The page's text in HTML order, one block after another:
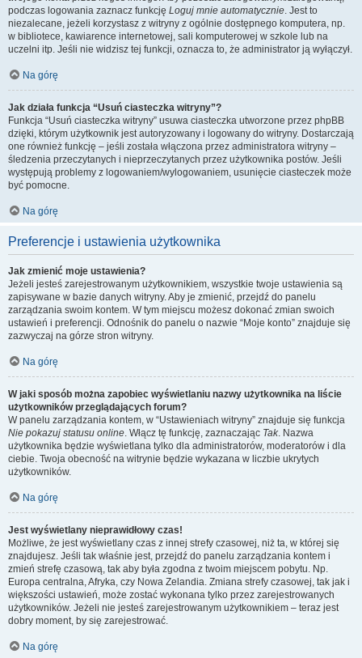
podczas logowania zaznacz funkcję Loguj mnie automatycznie. Jest to
niezalecane, jeżeli korzystasz z witryny z ogólnie dostępnego komputera, np.
w bibliotece, kawiarence internetowej, sali komputerowej w szkole lub na
uczelni itp. Jeśli nie widzisz tej funkcji, oznacza to, że administrator ją wyłączył.
Na górę
Jak działa funkcja “Usuń ciasteczka witryny”?
Funkcja “Usuń ciasteczka witryny” usuwa ciasteczka utworzone przez phpBB
dzięki, którym użytkownik jest autoryzowany i logowany do witryny. Dostarczają
one również funkcję – jeśli została włączona przez administratora witryny –
śledzenia przeczytanych i nieprzeczytanych przez użytkownika postów. Jeśli
występują problemy z logowaniem/wylogowaniem, usunięcie ciasteczek może
być pomocne.
Na górę
Preferencje i ustawienia użytkownika
Jak zmienić moje ustawienia?
Jeżeli jesteś zarejestrowanym użytkownikiem, wszystkie twoje ustawienia są
zapisywane w bazie danych witryny. Aby je zmienić, przejdź do panelu
zarządzania swoim kontem. W tym miejscu możesz dokonać zmian swoich
ustawień i preferencji. Odnośnik do panelu o nazwie “Moje konto” znajduje się
zazwyczaj na górze stron witryny.
Na górę
W jaki sposób można zapobiec wyświetlaniu nazwy użytkownika na liście
użytkowników przeglądających forum?
W panelu zarządzania kontem, w “Ustawieniach witryny” znajduje się funkcja
Nie pokazuj statusu online. Włącz tę funkcję, zaznaczając Tak. Nazwa
użytkownika będzie wyświetlana tylko dla administratorów, moderatorów i dla
ciebie. Twoja obecność na witrynie będzie wykazana w liczbie ukrytych
użytkowników.
Na górę
Jest wyświetlany nieprawidłowy czas!
Możliwe, że jest wyświetlany czas z innej strefy czasowej, niż ta, w której się
znajdujesz. Jeśli tak właśnie jest, przejdź do panelu zarządzania kontem i
zmień strefę czasową, tak aby była zgodna z twoim miejscem pobytu. Np.
Europa centralna, Afryka, czy Nowa Zelandia. Zmiana strefy czasowej, tak jak i
większości ustawień, może zostać wykonana tylko przez zarejestrowanych
użytkowników. Jeżeli nie jesteś zarejestrowanym użytkownikiem – teraz jest
dobry moment, by się zarejestrować.
Na górę